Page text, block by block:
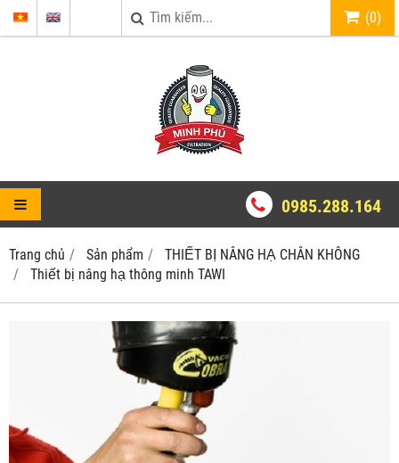
(0)
0985.288.164
Trang chủ Sản phẩm
THIẾT BỊ NÂNG HẠ CHÂN KHÔNG
Thiết bị nâng hạ thông minh TAWI